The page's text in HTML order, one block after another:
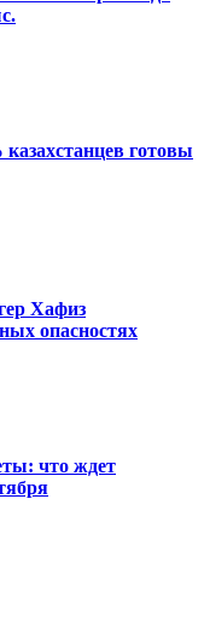
готовы
Хафиз
опасностях
что ждет